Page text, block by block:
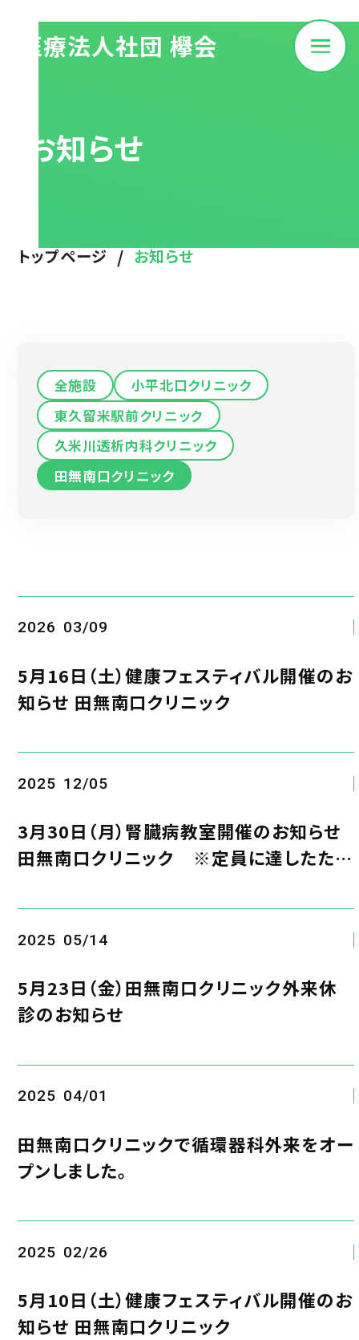
医療法人社団 欅会
お知らせ
トップページ / お知らせ
全施設
小平北口クリニック
東久留米駅前クリニック
久米川透析内科クリニック
田無南口クリニック
2026 03/09
5月16日（土）健康フェスティバル開催のお
知らせ 田無南口クリニック
2025 12/05
3月30日（月）腎臓病教室開催のお知らせ
田無南口クリニック ※定員に達したため
2025 05/14
5月23日（金）田無南口クリニック外来休
診のお知らせ
2025 04/01
田無南口クリニックで循環器科外来をオー
プンしました。
2025 02/26
5月10日（土）健康フェスティバル開催のお
知らせ 田無南口クリニック